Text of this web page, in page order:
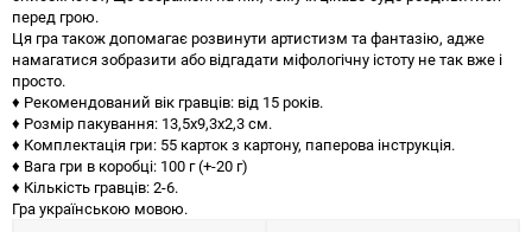
перед грою.
Ця гра також допомагає розвинути артистизм та фантазію, адже
намагатися зобразити або відгадати міфологічну істоту не так вже і
просто.
♦ Рекомендований вік гравців: від 15 років.
♦ Розмір пакування: 13,5х9,3х2,3 см.
♦ Комплектація гри: 55 карток з картону, паперова інструкція.
♦ Вага гри в коробці: 100 г (+-20 г)
♦ Кількість гравців: 2-6.
Гра українською мовою.